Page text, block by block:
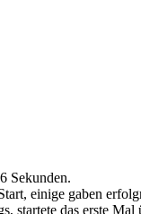
Sekunden.
einige gaben
das erste